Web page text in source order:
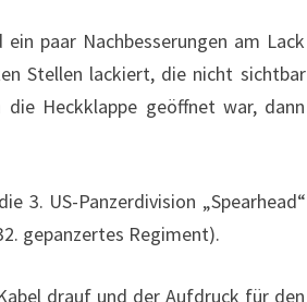
paar Nachbesserungen am Lack
Stellen lackiert, die nicht sichtbar
Heckklappe geöffnet war, dann
3. US-Panzerdivision „Spearhead“
gepanzertes Regiment).
drauf und der Aufdruck für den